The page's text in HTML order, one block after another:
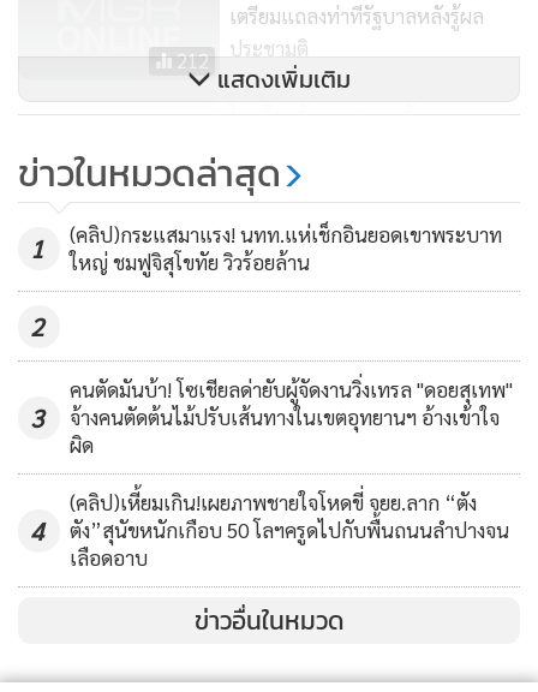
212
เตรียมแถลงท่าทีรัฐบาลหลังรู้ผล
ประชามติ
278
โรงเรียนวัดเทพชุมนุมจัดขบวนกลอง
ประชามติ
แสดงเพิ่มเติม
ข่าวในหมวดล่าสุด
1
(คลิป)กระแสมาแรง! นทท.แห่เช็กอินยอดเขาพระบาท
ใหญ่ ชมฟูจิสุโขทัย วิวร้อยล้าน
2
3
คนตัดมันบ้า! โซเชียลด่ายับผู้จัดงานวิ่งเทรล "ดอยสุเทพ"
จ้างคนตัดต้นไม้ปรับเส้นทางในเขตอุทยานฯ อ้างเข้าใจ
ผิด
4
(คลิป)เหี้ยมเกิน!เผยภาพชายใจโหดขี่ จยย.ลาก “ตัง
ตัง”สุนัขหนักเกือบ 50 โลฯครูดไปกับพื้นถนนลำปางจน
เลือดอาบ
ข่าวอื่นในหมวด